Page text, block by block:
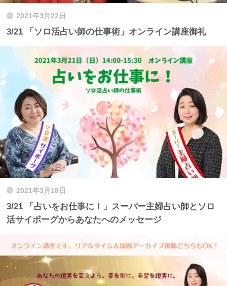
2021年3月22日
3/21 「ソロ活占い師の仕事術」オンライン講座御礼
2021年3月18日
3/21 「占いをお仕事に！」スーパー主婦占い師とソロ
活サイボーグからあなたへのメッセージ